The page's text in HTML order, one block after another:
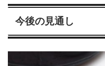
今後の見通し